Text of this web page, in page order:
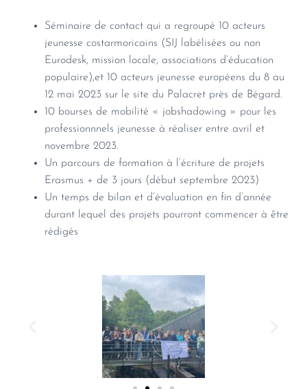
Séminaire de contact qui a regroupé 10 acteurs
jeunesse costarmoricains (SIJ labélisées ou non
Eurodesk, mission locale, associations d’éducation
populaire),et 10 acteurs jeunesse européens du 8 au
12 mai 2023 sur le site du Palacret près de Bégard.
10 bourses de mobilité « jobshadowing » pour les
professionnnels jeunesse à réaliser entre avril et
novembre 2023.
Un parcours de formation à l’écriture de projets
Erasmus + de 3 jours (début septembre 2023)
Un temps de bilan et d’évaluation en fin d’année
durant lequel des projets pourront commencer à être
rédigés